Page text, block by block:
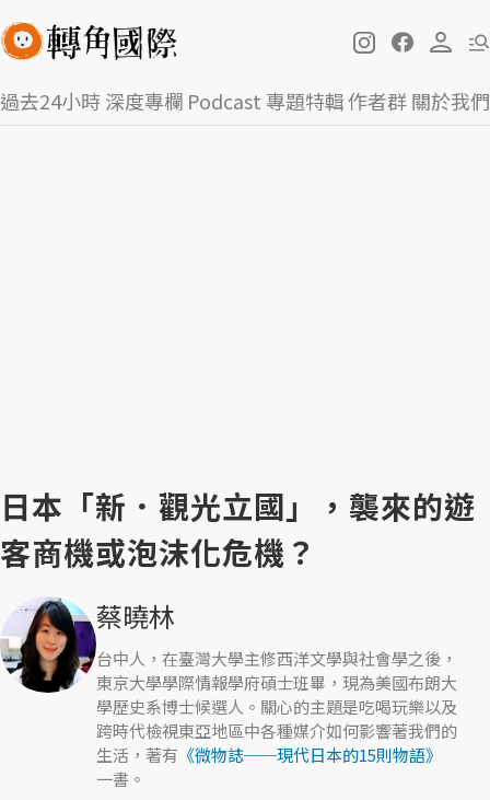
過去24小時深度專欄 Podcast 專題特輯作者群關於我們
日本「新．觀光立國」，襲來的遊
客商機或泡沫化危機？
蔡曉林
台中人，在臺灣大學主修西洋文學與社會學之後，
東京大學學際情報學府碩士班畢，現為美國布朗大
學歷史系博士候選人。關心的主題是吃喝玩樂以及
跨時代檢視東亞地區中各種媒介如何影響著我們的
生活，著有 《微物誌──現代日本的15則物語》
一書。